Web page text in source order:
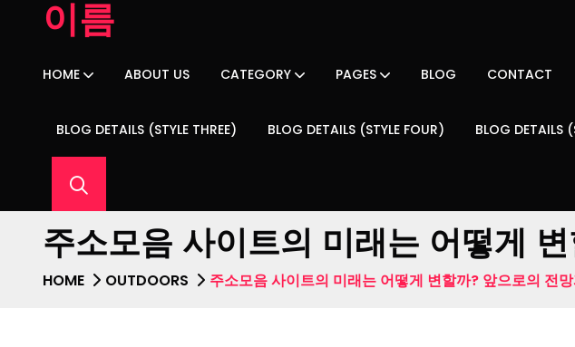
이름
HOME ABOUT US CATEGORY PAGES BLOG CONTACT
BLOG DETAILS (STYLE THREE) BLOG DETAILS (STYLE FOUR) BLOG DETAILS
주소모음 사이트의 미래는 어떻게
HOME OUTDOORS 주소모음 사이트의 미래는 어떻게 변할까? 앞으로의 전